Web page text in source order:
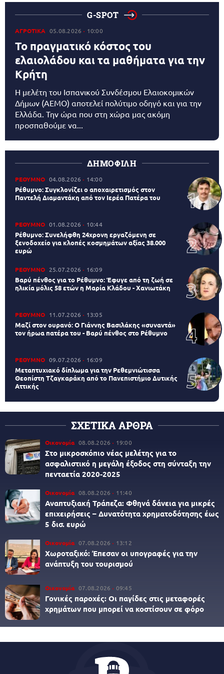
G-SPOT
ΑΓΡΟΤΙΚΑ 05.08.2026 10:00
Το πραγματικό κόστος του
ελαιολάδου και τα μαθήματα για την
Κρήτη
Η μελέτη του Ισπανικού Συνδέσμου Ελαιοκομικών
Δήμων (AEMO) αποτελεί πολύτιμο οδηγό και για την
Ελλάδα. Την ώρα που στη χώρα μας ακόμη
προσπαθούμε να...
ΔΗΜΟΦΙΛΗ
ΡΕΘΥΜΝΟ 04.08.2026 14:00
Ρέθυμνο: Συγκλονίζει ο αποχαιρετισμός στον
Παντελή Διαμαντάκη από τον Ιερέα Πατέρα του
ΡΕΘΥΜΝΟ 01.08.2026 10:44
Ρέθυμνο: Συνελήφθη 24χρονη εργαζόμενη σε
ξενοδοχείο για κλοπές κοσμημάτων αξίας 38.000
ευρώ
ΡΕΘΥΜΝΟ 25.07.2026 16:09
Βαρύ πένθος για το Ρέθυμνο: Έφυγε από τη ζωή σε
ηλικία μόλις 58 ετών η Μαρία Κλάδου - Χανιωτάκη
ΡΕΘΥΜΝΟ 11.07.2026 13:05
Μαζί στον ουρανό: Ο Γιάννης Βασιλάκης «συναντά»
τον ήρωα πατέρα του - Βαρύ πένθος στο Ρέθυμνο
ΡΕΘΥΜΝΟ 09.07.2026 16:09
Μεταπτυχιακό δίπλωμα για την Ρεθεμνιώτισσα
Θεοπίστη Τζαγκαράκη από το Πανεπιστήμιο Δυτικής
Αττικής
ΣΧΕΤΙΚΑ ΑΡΘΡΑ
Οικονομία 08.08.2026 19:00
Στο μικροσκόπιο νέας μελέτης για το
ασφαλιστικό η μεγάλη έξοδος στη σύνταξη την
πενταετία 2020-2025
Οικονομία 08.08.2026 11:40
Αναπτυξιακή Τράπεζα: Φθηνά δάνεια για μικρές
επιχειρήσεις – Δυνατότητα χρηματοδότησης έως
5 δισ. ευρώ
Οικονομία 07.08.2026 13:12
Χωροταξικό: Έπεσαν οι υπογραφές για την
ανάπτυξη του τουρισμού
Οικονομία 07.08.2026 09:45
Γονικές παροχές: Οι παγίδες στις μεταφορές
χρημάτων που μπορεί να κοστίσουν σε φόρο